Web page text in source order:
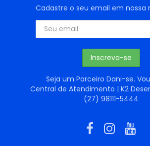
Cadastre o seu email em nossa
Seja um Parceiro Dani-se.
Central de Atendimento | K2
(27) 98111-5444